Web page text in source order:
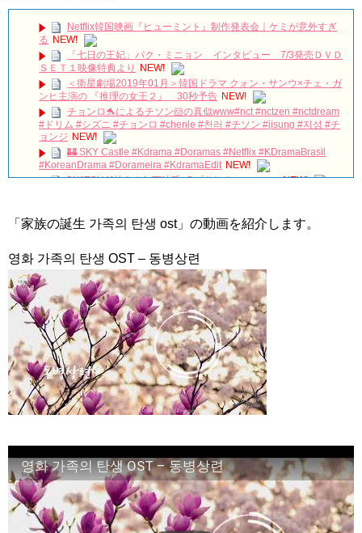
Netflix韓国映画『ヒューミント』制作発表会｜ケミが意外すぎ
る NEW!
「七日の王妃」パク・ミニョン インタビュー 7/3発売ＤＶＤ
ＳＥＴ１映像特典より
NEW!
＜衛星劇場2019年01月＞韓国ドラマ クォン・サンウ×チェ・ガ
ンヒ主演の 『推理の女王２』 30秒予告 NEW!
チョンロ🐬によるチソン🐹の真似www#nct #nctzen #nctdream
#ドリム #シズニ #チョンロ #chenle #천러 #チソン #jisung #지성 #チ
ョンジ NEW!
🏰 SKY Castle #Kdrama #Doramas #Netflix #KDramaBrasil
#KoreanDrama #Dorameira #KdramaEdit NEW!
[WATCHA]甘える年下彼氏 💕 「#ナインルーム」 NEW!
キム・ガンウ「『婿殿オ・ジャクドゥ』でのプチトマトキスシ
[MV] Jang Woo Ram(장우람)- Right Now To You (지금 너에게)
(The Miracle We Met OST Part 4)
NEW!
ENA 디렉터스 아레나 Jang Keun-Suk #장근석 #JangKeunSuk
#チャン・グンソク #จางกึนซอก #张根硕 NEW!
100 days my prince #shorts #shortsfeed #100daysmyprince
#kdrama #love #viral #fadeaway NEW!
『おちょやん』杉咲花の「人形の家」に込められた再生への祈
り 千代に課せられた“義務” NEW!
「違う（ちがう）・異なる」を韓国語では？「다르다（タル
ダ）」の意味・使い方について
について
「退屈だ・暇だ」を韓国語では？「심심하다（シムシマダ）」
yoon kyun sang
HSF(126)-윤균상 서울숲 벤치 (YUN Kyunsang)(4)September::
Healing in Seoul Forest (서울숲)
yoon kyun sang
ユン・ギュンサン主演「潜入弁護人」第1回特別公開！
「家族の誕生 가족의 탄생 ost」の動画を紹介します。
영화 가족의 탄생 OST – 동병상련
영화 가족의 탄생 OST – 동병상련